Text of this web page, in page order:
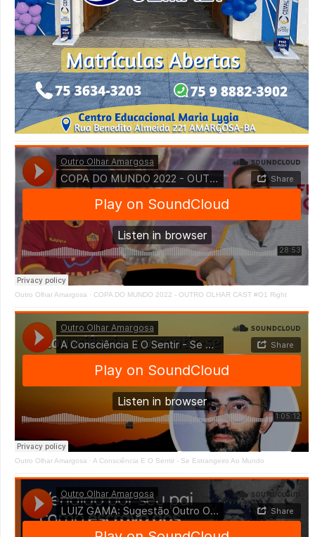
Outro Olhar Amargosa · COPA DO MUNDO 2022 - OUTRO OLHAR CAST #O1 Right
Outro Olhar Amargosa · A Consciência E O Sentir - Se Estrangeiro Ao Mundo